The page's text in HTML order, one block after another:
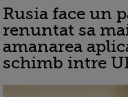
Rusia face un
renuntat sa
amanarea
schimb intre